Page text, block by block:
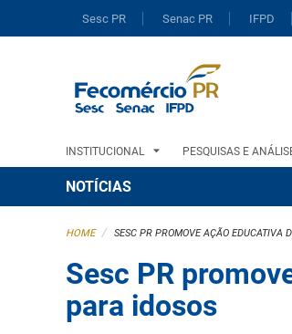
Sesc PR Senac PR IFPD
INSTITUCIONAL PESQUISAS E
NOTÍCIAS
HOME / SESC PR PROMOVE AÇÃO EDUCATIVA
Sesc PR
para idosos